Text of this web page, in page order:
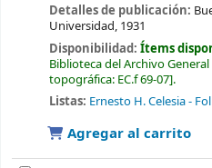
Detalles de publicación:
Universidad, 1931
Disponibilidad: Ítems
Biblioteca del Archivo
topográfica: EC.f 69-07 .
Listas: Ernesto H. Celesia -
Agregar al carrito